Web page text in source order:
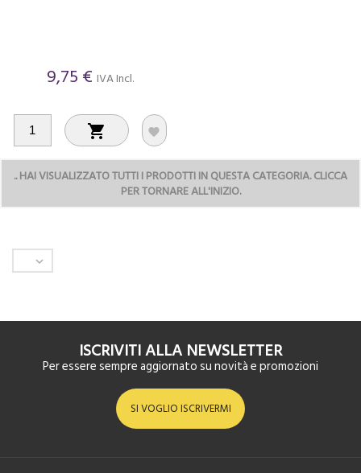
9,75 € IVA Incl.
 
..HAI VISUALIZZATO TUTTI I PRODOTTI IN QUESTA CATEGORIA. CLICCA
PER TORNARE ALL'INIZIO.

ISCRIVITI ALLA NEWSLETTER
Per essere sempre aggiornato su novità e promozioni
SI VOGLIO ISCRIVERMI